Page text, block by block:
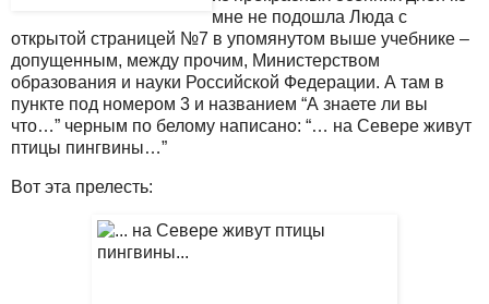
мне не подошла Люда с
открытой страницей №7 в упомянутом выше учебнике –
допущенным, между прочим, Министерством
образования и науки Российской Федерации. А там в
пункте под номером 3 и названием “А знаете ли вы
что…” черным по белому написано: “… на Севере живут
птицы пингвины…”
Вот эта прелесть: